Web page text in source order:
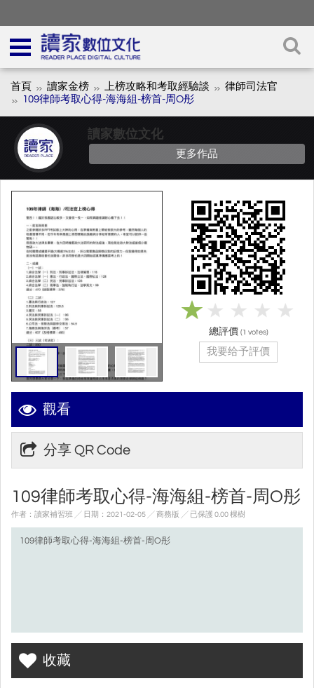
首頁 讀家金榜 上榜攻略和考取經驗談
律師司法官
109律師考取心得-海海組-榜首-周O彤
讀家數位文化
更多作品
觀看
分享 QR Code
109律師考取心得-海海組-榜首-周O彤
作者：讀家補習班 ╱ 日期：2021-02-05 ╱ 商務版 ╱ 已保護 0.00 棵樹
109律師考取心得-海海組-榜首-周O彤
收藏
總評價 (1 votes)
我要给予評價